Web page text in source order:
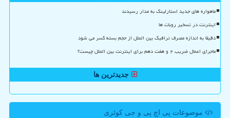
ماهواره های جدید استارلینک به مدار رسیدند
اینترنت در تسخیر روبات ها
دقیقا به اندازه مصرف ترافیک بین الملل از حجم بسته کسر می شود
ماجرای اعمال ضریب ۲ و هفت دهم برای اینترنت بین الملل چیست؟
جدیدترین ها
موضوعات پی اچ پی و جی كوئری